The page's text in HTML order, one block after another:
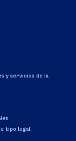
y servicios de la
tipo legal.